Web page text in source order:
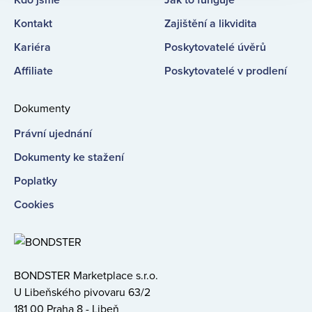
Kontakt
Kariéra
Affiliate
Zajištění a likvidita
Poskytovatelé úvěrů
Poskytovatelé v prodlení
Dokumenty
Právní ujednání
Dokumenty ke stažení
Poplatky
Cookies
BONDSTER Marketplace s.r.o.
U Libeňského pivovaru 63/2
181 00 Praha 8 - Libeň